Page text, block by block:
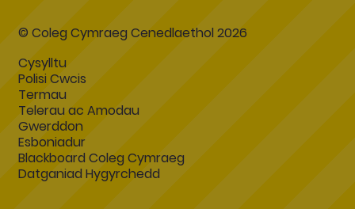
© Coleg Cymraeg Cenedlaethol 2026
Cysylltu
Polisi Cwcis
Termau
Telerau ac Amodau
Gwerddon
Esboniadur
Blackboard Coleg Cymraeg
Datganiad Hygyrchedd